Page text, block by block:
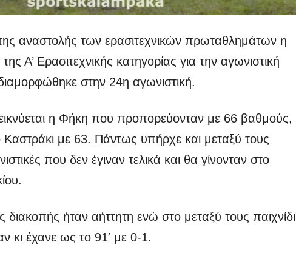
αναστολής των ερασιτεχνικών πρωταθλημάτων η
Α’ Ερασιτεχνικής κατηγορίας για την αγωνιστική
στην 24η αγωνιστική.
η Φήκη που προπορεύονταν με 66 βαθμούς,
Καστράκι με 63. Πάντως υπήρχε και μεταξύ τους
που δεν έγιναν τελικά και θα γίνονταν στο
διακοπής ήταν αήττητη ενώ στο μεταξύ τους παιχνίδι
κι έχανε ως το 91′ με 0-1.